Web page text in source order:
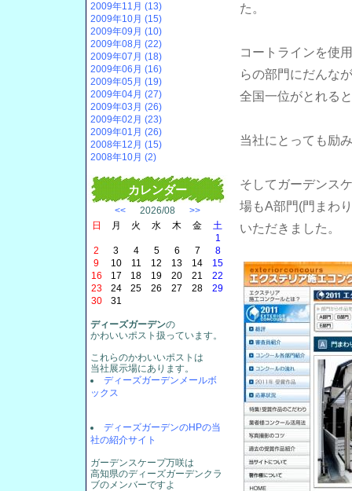
た。
コートラインを使
らの部門にだんな
全国一位がとれる
当社にとっても励
そしてガーデンス
場もA部門(門まわ
いただきました。
2009年11月 (13)
2009年10月 (15)
2009年09月 (10)
2009年08月 (22)
2009年07月 (18)
2009年06月 (16)
2009年05月 (19)
2009年04月 (27)
2009年03月 (26)
2009年02月 (23)
2009年01月 (26)
2008年12月 (15)
2008年10月 (2)
カレンダー
<<2026/08 >>
日
月 火 水 木 金
土
1
2
3 4 5 6 7
8
9
10 11 12 13 14
15
16
17 18 19 20 21
22
23
24 25 26 27 28
29
30
31
ディーズガーデンの
かわいいポスト扱っています。
これらのかわいいポストは
当社展示場にあります。
ディーズガーデンメールボ
ックス
ディーズガーデンのHPの当
社の紹介サイト
ガーデンスケープ万咲は
高知県のディーズガーデンクラ
ブのメンバーですよ